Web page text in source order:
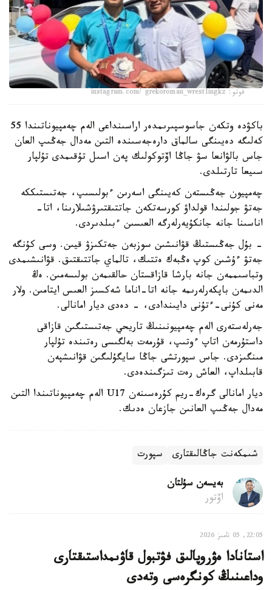
فوتو: instagram.com/ grekoroman_wrestlingkz
باكۋدە وتكەن جاسوسپىرىمدەر اراسىنداعى الەم چەمپيوناتىندا 55
كەلىگە دەيىنگى سالماق دارەجەسىندە التىن مەدال جەڭىپ العان
جاس بالۋانعا سۋ جاڭا اۆتوكولىك پەن اسىل تۇقىمدى تۇلپار
سىيعا تارتىلدى.
چەمپيون جەڭىستەن كەيىنگى اسەرىن ءبولىسىپ، جەتىستىككە
جەتۋ جولىندا قولداۋ كورسەتكەن جاتتىقتىرۋشىلارىنا، اتا-
اناسىنا جانە جانكۇيەرلەرگە العىسىن ءبىلدىردى.
- بۇل جەڭىستىڭ قۋانىشىن سوزبەن جەتكىزۋ قيىن. وسى كۇنگە
جەتۋ ءۇشىن كوپ ەڭبەك ەتتىك، تالماي جاتتىقتىق. قۋانىشىمدى
وتباسىممەن جانە بارشا قازاقستان حالقىمەن بولىسەمىن. ەڭ
الدىمەن باپكەرلەرىمە جانە اتا-اناما شەكسىز العىس ايتامىن. ولار
مەنى كۇنى-ءتۇنى دايىندادى، - دەدى ديار امانالى.
جەرلەستەرى الەم چەمپيونىنىڭ تاريحي جەتىستىگىن قازاقى
داستۇرمەن اتاپ ءوتىپ، قۇرمەت بەلگىسى رەتىندە تۇلپار
مىنگىزدى. جاس سپورتشى جاڭا سايگۇلىگىن قۋانىشپەن
قابىلداپ، العاش رەت تىزگىندەدى.
ديار امانالى گرەك-ريم كۇرەسىنەن U17 الەم چەمپيوناتىندا التىن
مەدال جەڭىپ العانىن جازعان ەدىك.
شىمكەنت جاڭالىقتارى سپورت
بەيسەن سۇلتان
اۆتور
22:05, 05 تامىز 2026
استانادا ەۋروپالىق فۋتبول قاۋىمداستىقتارى
وداعىنىڭ كونگرەسى وتەدى